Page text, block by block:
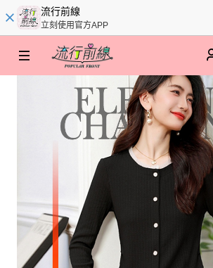
流行前線
立刻使用官方APP